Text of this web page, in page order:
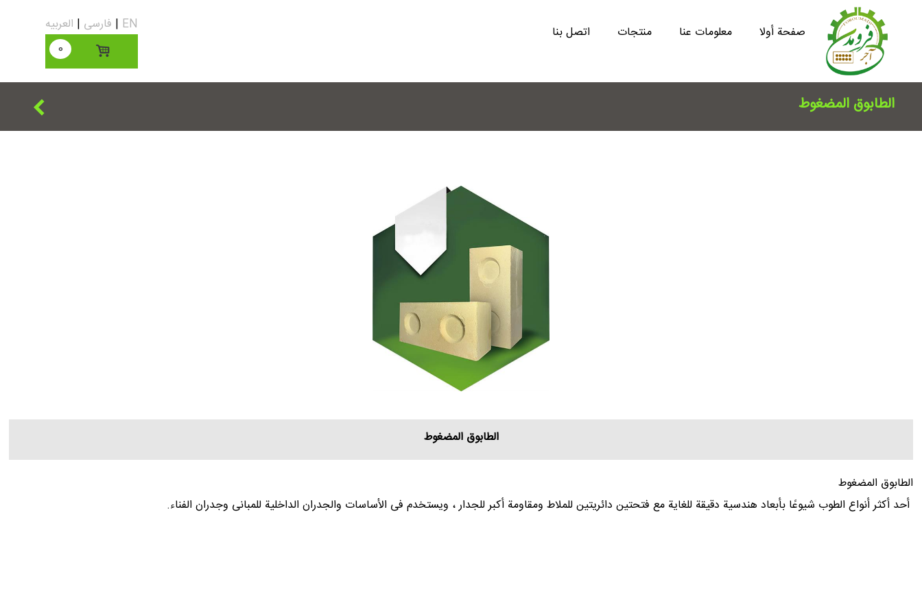
EN
| فارسی | العربیه
0
صفحة أولا معلومات عنا منتجات اتصل بنا
الطابوق المضغوط
الطابوق المضغوط
الطابوق المضغوط
أحد أکثر أنواع الطوب شیوعًا بأبعاد هندسیة دقیقة للغایة مع فتحتین دائریتین للملاط ومقاومة أکبر للجدار ، ویستخدم فی الأساسات والجدران الداخلیة للمبانی وجدران الفناء.